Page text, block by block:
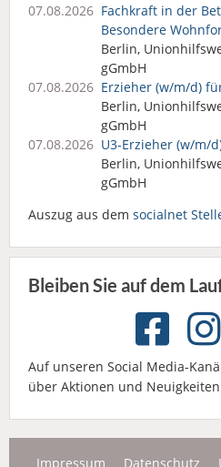
07.08.2026 Fachkraft in der
Besondere
Berlin,
gGmbH
07.08.2026 Erzieher (w/m/d)
Berlin,
gGmbH
07.08.2026 U3-Erzieher (w/m/
Berlin,
gGmbH
Auszug aus dem socialnet
Bleiben Sie auf dem
Auf unseren Social Media-
über Aktionen und
Impressum Datenschutz